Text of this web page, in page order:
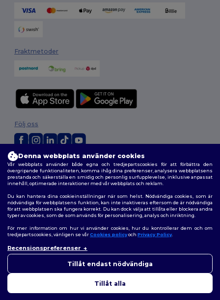
Fraktmetoder
2026. Alla rättigheter förbehållna
Allmänna Villkor|Anpassad policy| Integritetspolicy|Policy för cookies
|Karta över webbplatsen
Följ oss
Denna webbplats använder cookies
Vår webbplats använder både egna och tredjepartscookies för att förbättra den
övergripande funktionaliteten, komma ihåg dina preferenser, analysera webbplatsens
prestanda och säkerställa en smidig och personlig surfupplevelse, inklusive anpassat
innehåll, optimerade interaktioner med vår webbplats och reklam.
Du kan hantera dina cookieinställningar när som helst. Nödvändiga cookies, som är
nödvändiga för webbplatsens funktion, kan inte inaktiveras eftersom de är nödvändiga
för att webbplatsen ska fungera korrekt. Du kan dock välja att tillåta eller blockera andra
typer av cookies, som de som används för personalisering, analys och inriktning.
För mer information om hur vi använder cookies, hur du kontrollerar dem och om
tredjepartscookies, vänligen se vårCookies policyoch Privacy Policy.
Recensionspreferenser
Tillåt endast nödvändiga
Tillåt alla
funderingar kan du kontakta
finns här för som hjälp.